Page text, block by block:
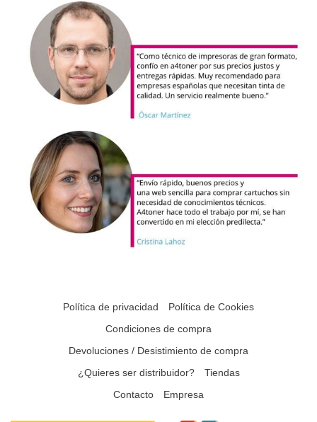
Política de privacidad
Política de Cookies
Condiciones de compra
Devoluciones / Desistimiento de compra
¿Quieres ser distribuidor?
Tiendas
Contacto
Empresa